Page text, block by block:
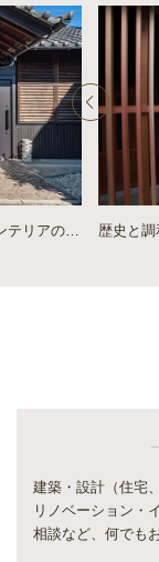
歴史と
建築・設計（住宅
リノベーション・
相談など、何でも